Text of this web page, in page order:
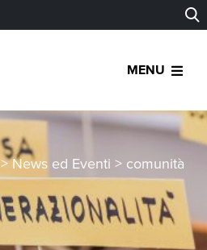
MENU
>News ed Eventi > comunità